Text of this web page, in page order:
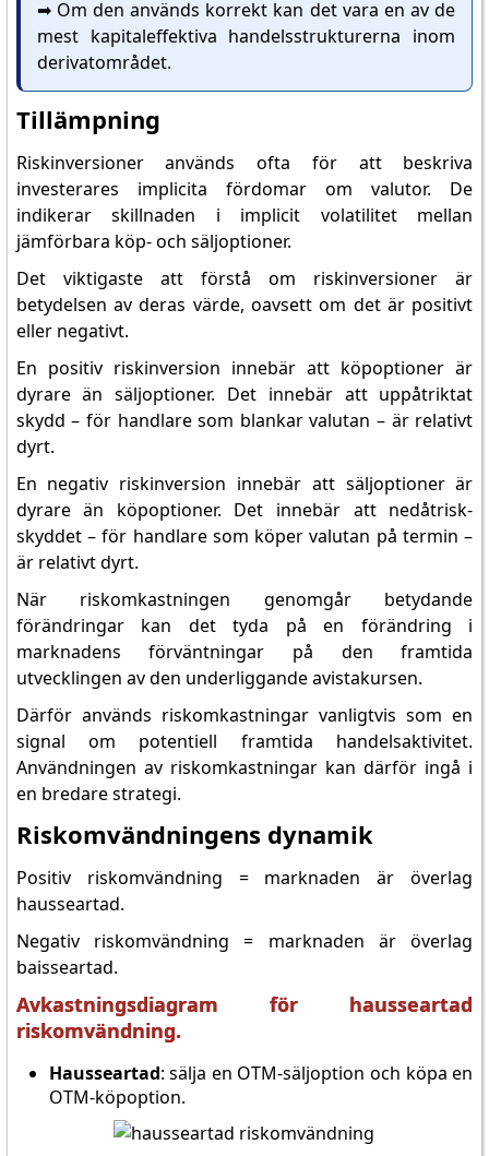
➡️ Om den används korrekt kan det vara en av de
mest kapitaleffektiva handelsstrukturerna inom
derivatområdet.
Tillämpning
Riskinversioner används ofta för att beskriva
investerares implicita fördomar om valutor. De
indikerar skillnaden i implicit volatilitet mellan
jämförbara köp- och säljoptioner.
Det viktigaste att förstå om riskinversioner är
betydelsen av deras värde, oavsett om det är positivt
eller negativt.
En positiv riskinversion innebär att köpoptioner är
dyrare än säljoptioner. Det innebär att uppåtriktat
skydd – för handlare som blankar valutan – är relativt
dyrt.
En negativ riskinversion innebär att säljoptioner är
dyrare än köpoptioner. Det innebär att nedåtrisk-
skyddet – för handlare som köper valutan på termin –
är relativt dyrt.
När riskomkastningen genomgår betydande
förändringar kan det tyda på en förändring i
marknadens förväntningar på den framtida
utvecklingen av den underliggande avistakursen.
Därför används riskomkastningar vanligtvis som en
signal om potentiell framtida handelsaktivitet.
Användningen av riskomkastningar kan därför ingå i
en bredare strategi.
Riskomvändningens dynamik
Positiv riskomvändning = marknaden är överlag
hausseartad.
Negativ riskomvändning = marknaden är överlag
baisseartad.
Avkastningsdiagram för hausseartad
riskomvändning.
Hausseartad: sälja en OTM-säljoption och köpa en
OTM-köpoption.